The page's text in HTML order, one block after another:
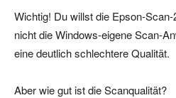
Wichtig! Du willst die Epson-
nicht die Windows-eigene Scan-
eine deutlich schlechtere Qualität.
Aber wie gut ist die Scanqualität?